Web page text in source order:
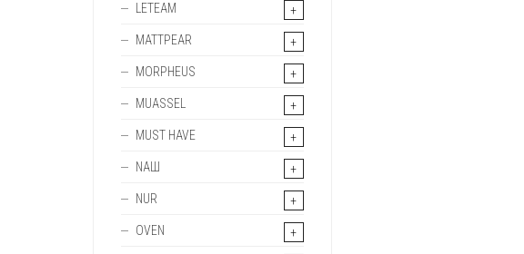
LETEAM
MATTPEAR
MORPHEUS
MUASSEL
MUST HAVE
NAШ
NUR
OVEN